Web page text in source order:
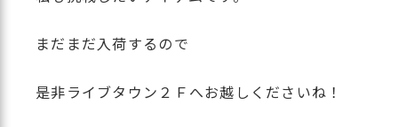
まだまだ入荷するので
是非ライブタウン２Ｆへお越しくださいね！